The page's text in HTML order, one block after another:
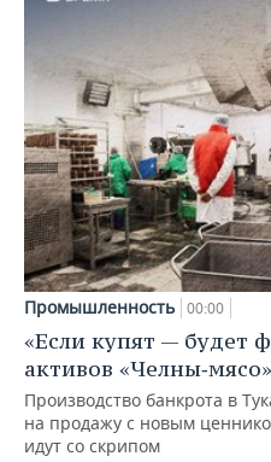
Промышленность 00:00
«Если купят — будет
активов
Производство банкрота в
на продажу с новым
идут со скрипом